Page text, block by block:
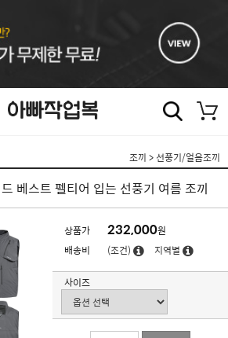
조끼 > 선풍기/얼음조끼
베스트 펠티어 입는 선풍기 여름 조끼
상품가 232,000원
배송비
(조건) 지역별
사이즈